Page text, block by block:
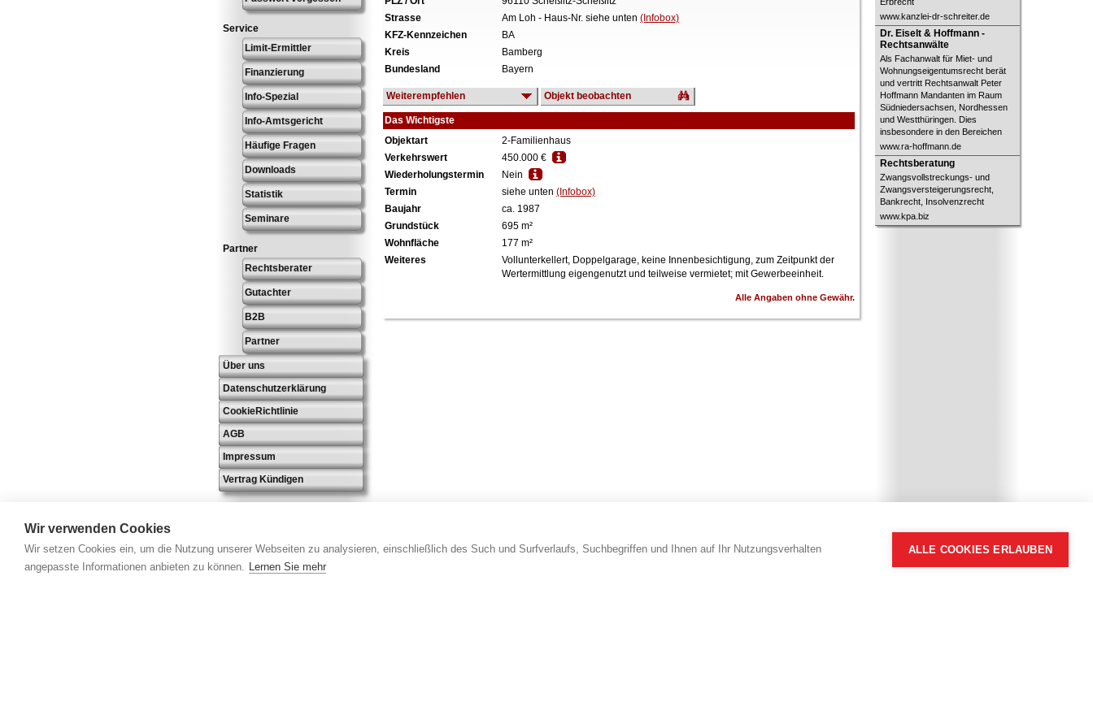
Wir verwenden Cookies
Wir setzen Cookies ein, um die Nutzung unserer Webseiten zu analysieren, einschließlich des Such und Surfverlaufs, Suchbegriffen und Ihnen auf Ihr Nutzungsverhalten
angepasste Informationen anbieten zu können. Lernen Sie mehr
ALLE COOKIES ERLAUBEN
Service
Limit-Ermittler
Finanzierung
Info-Spezial
Info-Amtsgericht
Häufige Fragen
Downloads
Statistik
Seminare
Partner
Rechtsberater
Gutachter
B2B
Partner
Über uns
Datenschutzerklärung
CookieRichtlinie
AGB
Impressum
Vertrag Kündigen
Strasse
Am Loh - Haus-Nr. siehe unten(Infobox)
KFZ-Kennzeichen
BA
Kreis
Bamberg
Bundesland
Bayern
Weiterempfehlen Objekt beobachten
Das Wichtigste
Objektart
2-Familienhaus
Verkehrswert
450.000 €
Wiederholungstermin
Nein
Termin
siehe unten(Infobox)
Baujahr
ca. 1987
Grundstück
695 m²
Wohnfläche
177 m²
Weiteres
Vollunterkellert, Doppelgarage, keine Innenbesichtigung, zum Zeitpunkt der
Wertermittlung eigengenutzt und teilweise vermietet; mit Gewerbeeinheit.
Alle Angaben ohne Gewähr.
Erbrecht
www.kanzlei-dr-schreiter.de
Dr. Eiselt & Hoffmann -
Rechtsanwälte
Dr. Eiselt & Hoffmann -
Rechtsanwälte
Als Fachanwalt für Miet- und
Wohnungseigentumsrecht berät
und vertritt Rechtsanwalt Peter
Hoffmann Mandanten im Raum
Südniedersachsen, Nordhessen
und Westthüringen. Dies
insbesondere in den Bereichen
www.ra-hoffmann.de
Rechtsberatung
Rechtsberatung
Zwangsvollstreckungs- und
Zwangsversteigerungsrecht,
Bankrecht, Insolvenzrecht
www.kpa.biz